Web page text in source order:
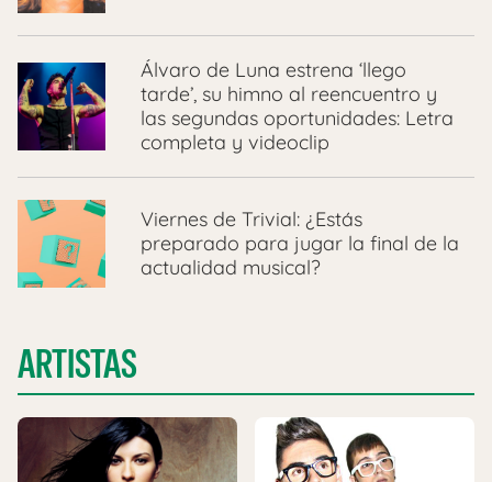
Álvaro de Luna estrena ‘llego
tarde’, su himno al reencuentro y
las segundas oportunidades: Letra
completa y videoclip
Viernes de Trivial: ¿Estás
preparado para jugar la final de la
actualidad musical?
ARTISTAS